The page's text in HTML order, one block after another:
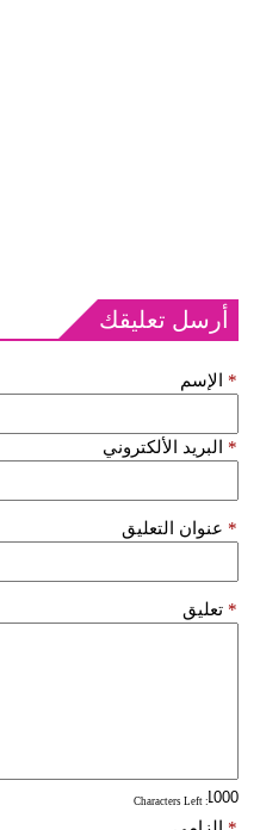
أرسل تعليقك
الإسم *
البريد الألكتروني *
عنوان التعليق *
تعليق *
: Characters Left